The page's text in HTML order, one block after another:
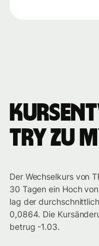
TRY zu
Der Wechselkurs von
30 Tagen ein Hoch
lag der
0,0864. Die
betrug -1.03.